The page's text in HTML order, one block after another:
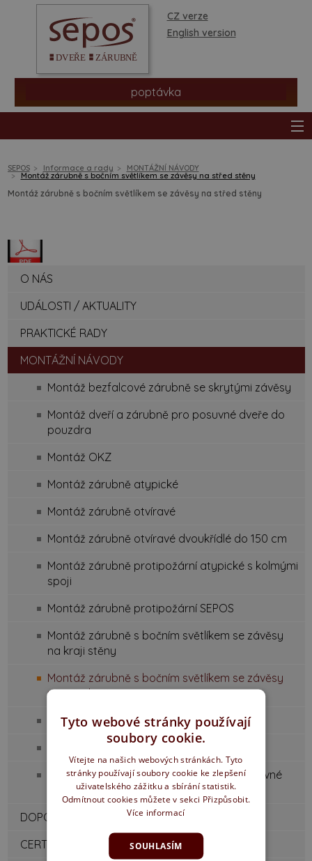
CZ verze
English version
poptávka
prodejní síť
informace a rady
SEPOS Informace a rady MONTÁŽNÍ NÁVODY
Montáž zárubně s bočním světlíkem se závěsy na střed stěny
Montáž zárubně s bočním světlíkem se závěsy na střed stěny
O NÁS
UDÁLOSTI / AKTUALITY
PRAKTICKÉ RADY
MONTÁŽNÍ NÁVODY
Montáž bezfalcové zárubně se skrytými závěsy
Montáž dveří a zárubně pro posuvné dveře do
pouzdra
Montáž OKZ
Montáž zárubně atypické
Montáž zárubně otvíravé
Montáž zárubně otvíravé dvoukřídlé do 150 cm
Montáž zárubně protipožární atypické s kolmými
spoji
Montáž zárubně protipožární SEPOS
Montáž zárubně s bočním světlíkem se závěsy
na kraji stěny
Montáž zárubně s bočním světlíkem se závěsy
na střed stěny
Montáž zárubně s nadsvětlíkem
Montáž garnýže a dveří
Montáž slepé zárubně / zárubně pro posuvné
dveře na zeď
DOPORUČENÉ ROZMĚRY STAVEB. OTVORŮ
CERTIFIKÁTY / PROHLÁŠENÍ
Tyto webové stránky používají
soubory cookie.
Vítejte na našich webových stránkách. Tyto
stránky používají soubory cookie ke zlepšení
uživatelského zážitku a sbírání statistik.
Odmítnout cookies můžete v sekci Přizpůsobit.
Více informací
SOUHLASÍM